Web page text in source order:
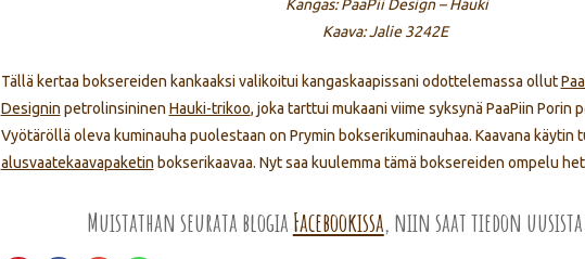
Kangas: PaaPii Design – Hauki
Kaava: Jalie 3242E
Tällä kertaa boksereiden kankaaksi valikoitui kangaskaapissani odottelemassa ollut
Designin petrolinsininen Hauki-trikoo, joka tarttui mukaani viime syksynä PaaPiin Porin
Vyötäröllä oleva kuminauha puolestaan on Prymin bokserikuminauhaa. Kaavana käytin
alusvaatekaavapaketin bokserikaavaa. Nyt saa kuulemma tämä boksereiden ompelu
Muistathan seurata blogia Facebookissa, niin saat tiedon